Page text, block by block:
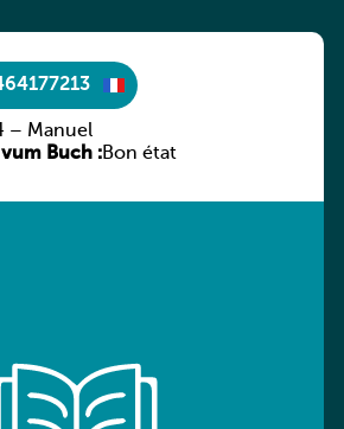
– Manuel
Buch :Bon état